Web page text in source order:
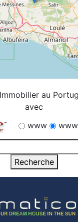
au
avec
www